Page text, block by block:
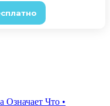
Означает Что •